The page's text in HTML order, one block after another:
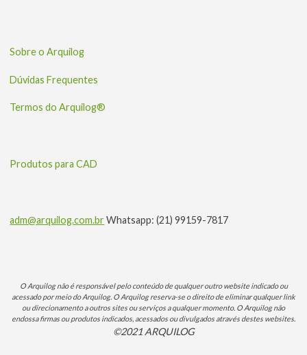
Sobre o Arquilog
Dúvidas Frequentes
Termos do Arquilog®
Produtos para CAD
adm@arquilog.com.brWhatsapp: (21) 99159-7817
O Arquilog não é responsável pelo conteúdo de qualquer outro website indicado ou
acessado por meio do Arquilog. O Arquilog reserva-se o direito de eliminar qualquer link
ou direcionamento a outros sites ou serviços a qualquer momento. O Arquilog não
endossa firmas ou produtos indicados, acessados ou divulgados através destes websites.
©2021 ARQUILOG